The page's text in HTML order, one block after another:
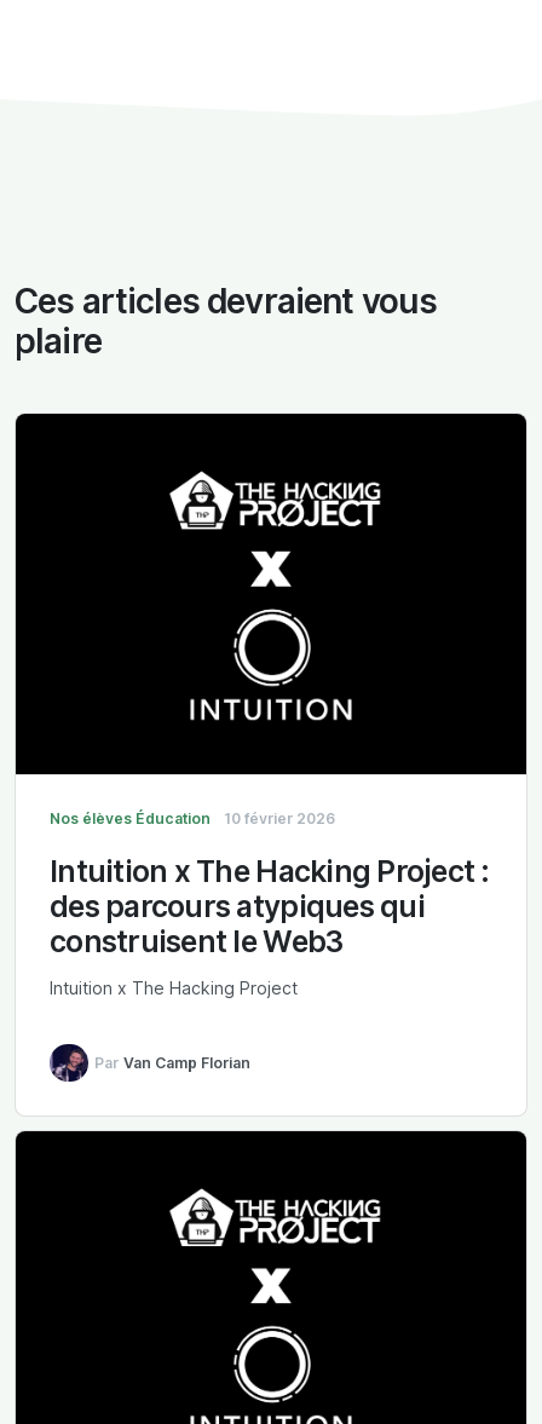
Ces articles devraient vous
plaire
Nos élèves Éducation 10 février 2026
Intuition x The Hacking Project :
des parcours atypiques qui
construisent le Web3
Intuition x The Hacking Project
Par Van Camp Florian